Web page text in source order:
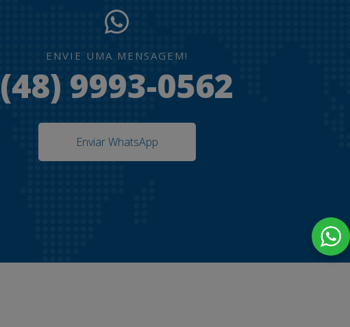
ENVIE UMA MENSAGEM!
(48) 9993-0562
Enviar WhatsApp